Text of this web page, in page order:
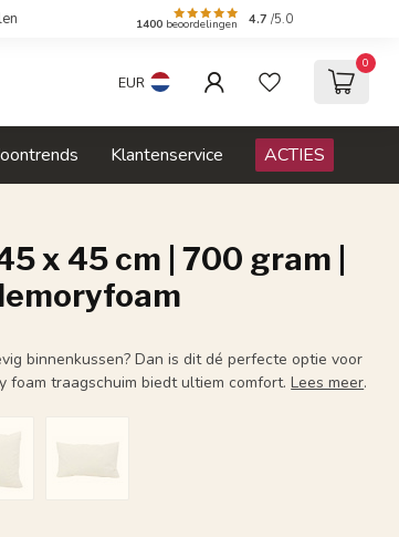
1400 beoordelingen 4.7 /5.0
EUR
0
Klantenservice ACTIES
x 45 cm | 700 gram |
binnenkussen? Dan is dit dé perfecte optie voor
foam traagschuim biedt ultiem comfort.Lees meer.